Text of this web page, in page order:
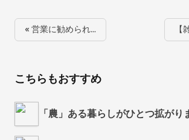
« 営業に勧められ…
こちらもおすすめ
「農」ある暮らしがひとつ拡がり